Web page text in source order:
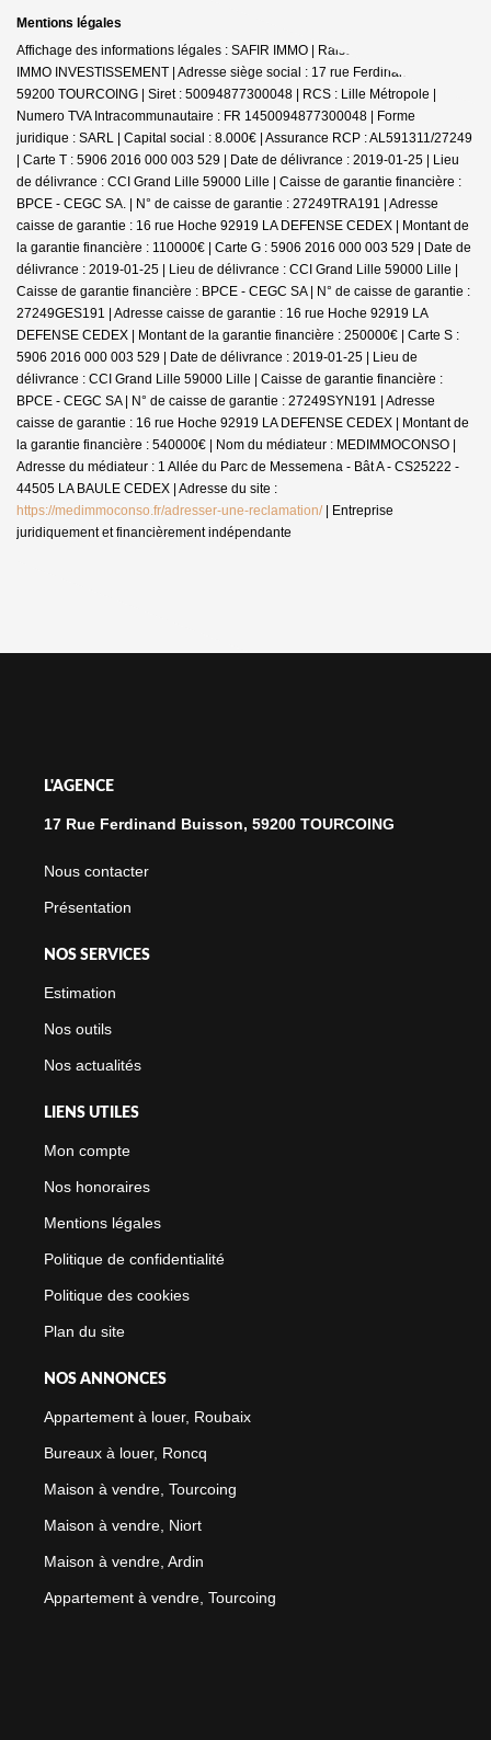
Mentions légales
Affichage des informations légales : SAFIR IMMO | Raison sociale : SAFIR
IMMO INVESTISSEMENT | Adresse siège social : 17 rue Ferdinand Buisson -
59200 TOURCOING | Siret : 50094877300048 | RCS : Lille Métropole |
Numero TVA Intracommunautaire : FR 1450094877300048 | Forme
juridique : SARL | Capital social : 8.000€ | Assurance RCP : AL591311/27249
| Carte T : 5906 2016 000 003 529 | Date de délivrance : 2019-01-25 | Lieu
de délivrance : CCI Grand Lille 59000 Lille | Caisse de garantie financière :
BPCE - CEGC SA. | N° de caisse de garantie : 27249TRA191 | Adresse
caisse de garantie : 16 rue Hoche 92919 LA DEFENSE CEDEX | Montant de
la garantie financière : 110000€ | Carte G : 5906 2016 000 003 529 | Date de
délivrance : 2019-01-25 | Lieu de délivrance : CCI Grand Lille 59000 Lille |
Caisse de garantie financière : BPCE - CEGC SA | N° de caisse de garantie :
27249GES191 | Adresse caisse de garantie : 16 rue Hoche 92919 LA
DEFENSE CEDEX | Montant de la garantie financière : 250000€ | Carte S :
5906 2016 000 003 529 | Date de délivrance : 2019-01-25 | Lieu de
délivrance : CCI Grand Lille 59000 Lille | Caisse de garantie financière :
BPCE - CEGC SA | N° de caisse de garantie : 27249SYN191 | Adresse
caisse de garantie : 16 rue Hoche 92919 LA DEFENSE CEDEX | Montant de
la garantie financière : 540000€ | Nom du médiateur : MEDIMMOCONSO |
Adresse du médiateur : 1 Allée du Parc de Messemena - Bât A - CS25222 -
44505 LA BAULE CEDEX | Adresse du site :
https://medimmoconso.fr/adresser-une-reclamation/| Entreprise
juridiquement et financièrement indépendante
L'AGENCE
17 Rue Ferdinand Buisson, 59200 TOURCOING
Nous contacter
Présentation
NOS SERVICES
Estimation
Nos outils
Nos actualités
LIENS UTILES
Mon compte
Nos honoraires
Mentions légales
Politique de confidentialité
Politique des cookies
Plan du site
NOS ANNONCES
Appartement à louer, Roubaix
Bureaux à louer, Roncq
Maison à vendre, Tourcoing
Maison à vendre, Niort
Maison à vendre, Ardin
Appartement à vendre, Tourcoing